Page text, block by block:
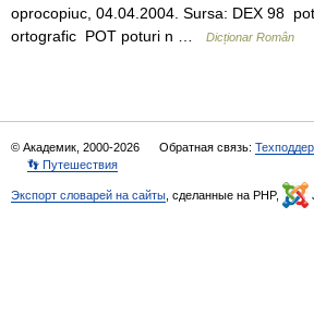
oprocopiuc, 04.04.2004. Sursa: DEX 98
ortografic POT poturi n …
Dicționar Român
© Академик, 2000-2026 Обратная связь:
👣 Путешествия
Экспорт словарей на сайты , сделанные на PHP,